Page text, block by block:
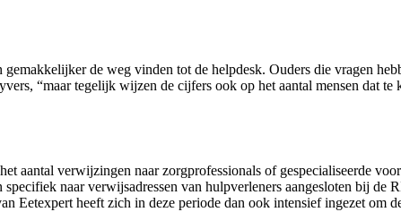
gemakkelijker de weg vinden tot de helpdesk. Ouders die vragen
“maar tegelijk wijzen de cijfers ook op het aantal mensen dat
aantal verwijzingen naar zorgprofessionals of gespecialiseerde
naar verwijsadressen van hulpverleners aangesloten bij
Eetexpert heeft zich in deze periode dan ook intensief ingezet om